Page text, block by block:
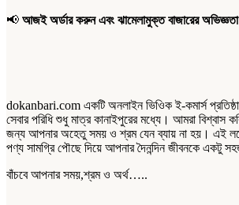
📢 আজই অর্ডার করুন এবং ঝামেলামুক্ত বাজারের অভিজ্ঞতা
dokanbari.com একটি অনলাইন ভিওিক ই-কমার্স
সেবার পরিধি শুধু মাত্র কানাইপুরের মধ্যে। আমরা বিশ্বাস
জন্য আপনার অহেতু সময় ও শ্রম যেন ব্যায় না হয়। এই
পণ্য সামগ্রি পৌছে দিয়ে আপনার দৈনন্দিন জীবনকে একটু
বাঁচবে আপনার সময়,শ্রম ও অর্থ…..